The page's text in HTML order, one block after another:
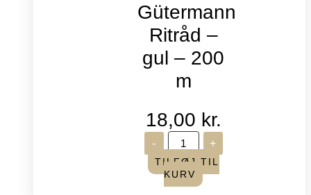
Gütermann
Ritråd –
gul – 200
m
18,00 kr.
-
Gütermann
Ritråd
-
gul
-
+
TILFØJ TIL
KURV